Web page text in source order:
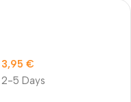
2-5 Days
3,95 €